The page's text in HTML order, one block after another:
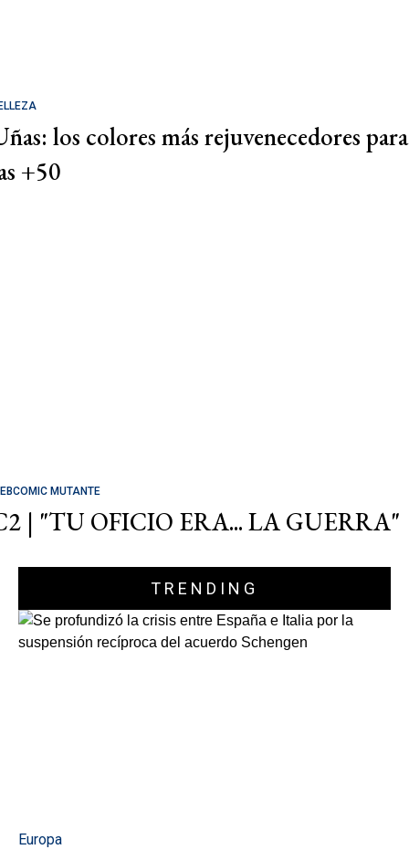
los colores más rejuvenecedores para
+50
MUTANTE
| "TU OFICIO ERA... LA GUERRA"
TRENDING
Europa